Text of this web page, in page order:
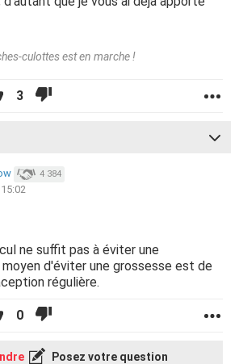
culottes est en marche !
3
4 384
ne suffit pas à éviter une
d'éviter une grossesse est de
régulière.
0
Posez votre question